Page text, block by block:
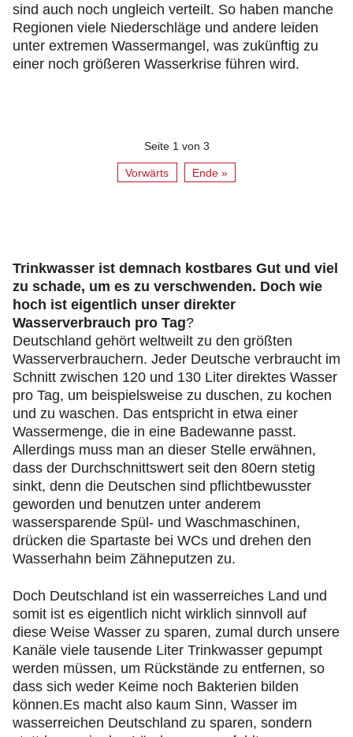
sind auch noch ungleich verteilt. So haben manche
Regionen viele Niederschläge und andere leiden
unter extremen Wassermangel, was zukünftig zu
einer noch größeren Wasserkrise führen wird.
Seite 1 von 3
Vorwärts Ende »
Trinkwasser ist demnach kostbares Gut und viel
zu schade, um es zu verschwenden. Doch wie
hoch ist eigentlich unser direkter
Wasserverbrauch pro Tag?
Deutschland gehört weltweilt zu den größten
Wasserverbrauchern. Jeder Deutsche verbraucht im
Schnitt zwischen 120 und 130 Liter direktes Wasser
pro Tag, um beispielsweise zu duschen, zu kochen
und zu waschen. Das entspricht in etwa einer
Wassermenge, die in eine Badewanne passt.
Allerdings muss man an dieser Stelle erwähnen,
dass der Durchschnittswert seit den 80ern stetig
sinkt, denn die Deutschen sind pflichtbewusster
geworden und benutzen unter anderem
wassersparende Spül- und Waschmaschinen,
drücken die Spartaste bei WCs und drehen den
Wasserhahn beim Zähneputzen zu.
Doch Deutschland ist ein wasserreiches Land und
somit ist es eigentlich nicht wirklich sinnvoll auf
diese Weise Wasser zu sparen, zumal durch unsere
Kanäle viele tausende Liter Trinkwasser gepumpt
werden müssen, um Rückstände zu entfernen, so
dass sich weder Keime noch Bakterien bilden
können.Es macht also kaum Sinn, Wasser im
wasserreichen Deutschland zu sparen, sondern